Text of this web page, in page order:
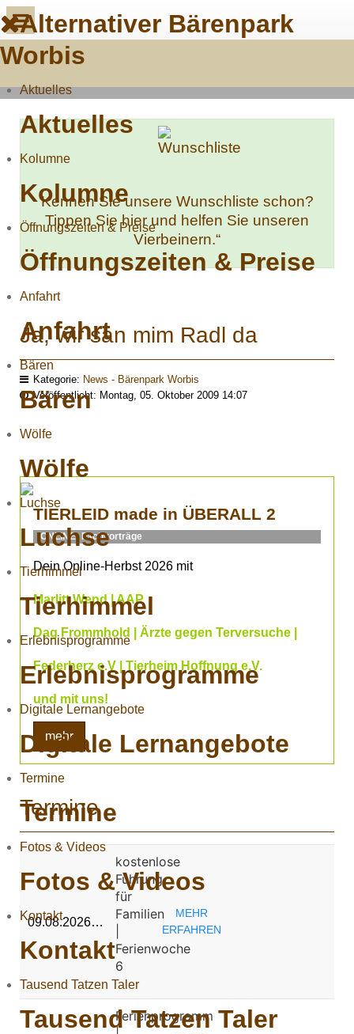
Alternativer Bärenpark
Worbis
Aktuelles
Aktuelles
Kolumne
Kolumne
Öffnungszeiten & Preise
Öffnungszeiten & Preise
Anfahrt
Anfahrt
Bären
Bären
Wölfe
Wölfe
Luchse
Luchse
Tierhimmel
Tierhimmel
Erlebnisprogramme
Erlebnisprogramme
Digitale Lernangebote
Digitale Lernangebote
Termine
Termine
Fotos & Videos
Fotos & Videos
Kontakt
Kontakt
Tausend Tatzen Taler
Tausend Tatzen Taler
Kennen Sie unsere Wunschliste schon?
Tippen Sie hier und helfen Sie unseren
Vierbeinern.“
Ja, wir san mim Radl da
Kategorie: News - Bärenpark Worbis
Veröffentlicht: Montag, 05. Oktober 2009 14:07
TIERLEID made in ÜBERALL 2
ONLINE- Fachvorträge
Dein Online-Herbst 2026 mit
Marlitt Wend | AAP
Dag Frommhold | Ärzte gegen Terversuche |
Federherz e.V | Tierheim Hoffnung e.V.
und mit uns!
mehr
Termine
09.08.2026…
kostenlose
Führung
für
Familien
Ferienwoche
6
MEHR
ERFAHREN
Ferienprogramm